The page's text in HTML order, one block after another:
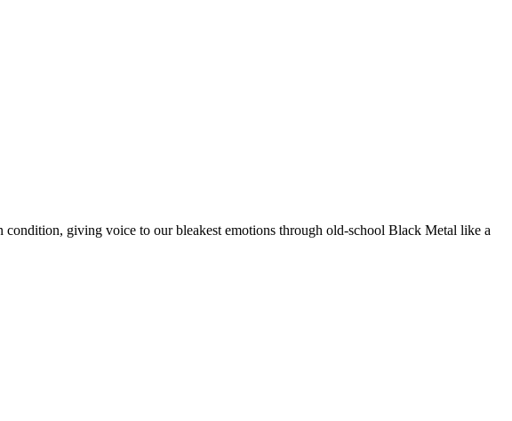
condition, giving voice to our bleakest emotions through old-school Black Metal like a